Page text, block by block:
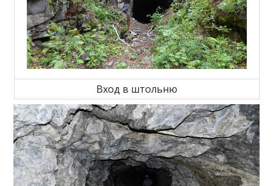
Вход в штольню